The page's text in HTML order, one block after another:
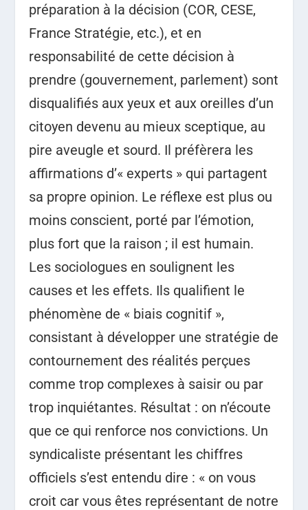
préparation à la décision (COR, CESE,
France Stratégie, etc.), et en
responsabilité de cette décision à
prendre (gouvernement, parlement) sont
disqualifiés aux yeux et aux oreilles d’un
citoyen devenu au mieux sceptique, au
pire aveugle et sourd. Il préfèrera les
affirmations d’« experts » qui partagent
sa propre opinion. Le réflexe est plus ou
moins conscient, porté par l’émotion,
plus fort que la raison ; il est humain.
Les sociologues en soulignent les
causes et les effets. Ils qualifient le
phénomène de « biais cognitif »,
consistant à développer une stratégie de
contournement des réalités perçues
comme trop complexes à saisir ou par
trop inquiétantes. Résultat : on n’écoute
que ce qui renforce nos convictions. Un
syndicaliste présentant les chiffres
officiels s’est entendu dire : « on vous
croit car vous êtes représentant de notre